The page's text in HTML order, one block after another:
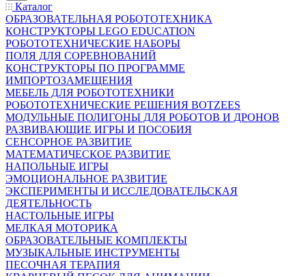
Каталог
ОБРАЗОВАТЕЛЬНАЯ РОБОТОТЕХНИКА
КОНСТРУКТОРЫ LEGO EDUCATION
РОБОТОТЕХНИЧЕСКИЕ НАБОРЫ
ПОЛЯ ДЛЯ СОРЕВНОВАНИЙ
КОНСТРУКТОРЫ ПО ПРОГРАММЕ
ИМПОРТОЗАМЕЩЕНИЯ
МЕБЕЛЬ ДЛЯ РОБОТОТЕХНИКИ
РОБОТОТЕХНИЧЕСКИЕ РЕШЕНИЯ BOTZEES
МОДУЛЬНЫЕ ПОЛИГОНЫ ДЛЯ РОБОТОВ И ДРОНОВ
РАЗВИВАЮЩИЕ ИГРЫ И ПОСОБИЯ
СЕНСОРНОЕ РАЗВИТИЕ
МАТЕМАТИЧЕСКОЕ РАЗВИТИЕ
НАПОЛЬНЫЕ ИГРЫ
ЭМОЦИОНАЛЬНОЕ РАЗВИТИЕ
ЭКСПЕРИМЕНТЫ И ИССЛЕДОВАТЕЛЬСКАЯ
ДЕЯТЕЛЬНОСТЬ
НАСТОЛЬНЫЕ ИГРЫ
МЕЛКАЯ МОТОРИКА
ОБРАЗОВАТЕЛЬНЫЕ КОМПЛЕКТЫ
МУЗЫКАЛЬНЫЕ ИНСТРУМЕНТЫ
ПЕСОЧНАЯ ТЕРАПИЯ